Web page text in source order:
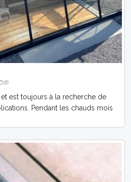
est toujours à la recherche de
Pendant les chauds mois